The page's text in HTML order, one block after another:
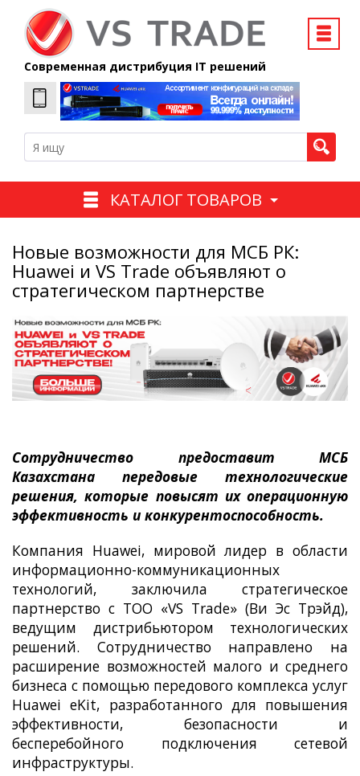
Современная дистрибуция IT решений
КАТАЛОГ ТОВАРОВ
Новые возможности для МСБ РК:
Huawei и VS Trade объявляют о
стратегическом партнерстве
Сотрудничество предоставит МСБ
Казахстана передовые технологические
решения, которые повысят их операционную
эффективность и конкурентоспособность.
Компания Huawei, мировой лидер в области
информационно-коммуникационных
технологий, заключила стратегическое
партнерство с ТОО «VS Trade» (Ви Эс Трэйд),
ведущим дистрибьютором технологических
решений. Сотрудничество направлено на
расширение возможностей малого и среднего
бизнеса с помощью передового комплекса услуг
Huawei eKit, разработанного для повышения
эффективности, безопасности и
бесперебойного подключения сетевой
инфраструктуры.